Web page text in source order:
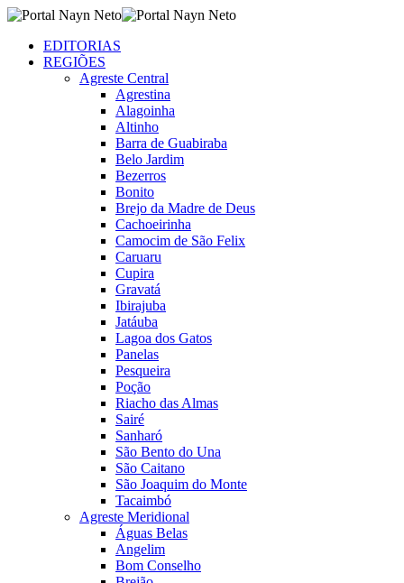
EDITORIAS
REGIÕES
Agreste Central
Agrestina
Alagoinha
Altinho
Barra de Guabiraba
Belo Jardim
Bezerros
Bonito
Brejo da Madre de Deus
Cachoeirinha
Camocim de São Felix
Caruaru
Cupira
Gravatá
Ibirajuba
Jatáuba
Lagoa dos Gatos
Panelas
Pesqueira
Poção
Riacho das Almas
Sairé
Sanharó
São Bento do Una
São Caitano
São Joaquim do Monte
Tacaimbó
Agreste Meridional
Águas Belas
Angelim
Bom Conselho